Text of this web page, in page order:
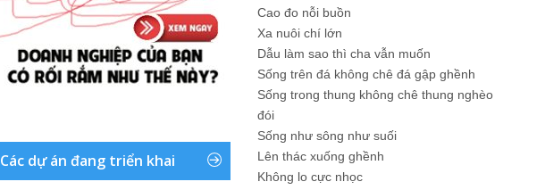
Các dự án đang triển khai
Cao đo nỗi buồn
Xa nuôi chí lớn
Dẫu làm sao thì cha vẫn muốn
Sống trên đá không chê đá gập ghềnh
Sống trong thung không chê thung nghèo
đói
Sống như sông như suối
Lên thác xuống ghềnh
Không lo cực nhọc